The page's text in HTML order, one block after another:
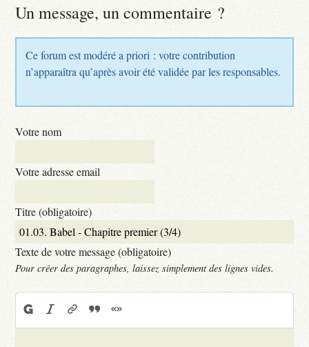
Un message, un commentaire ?
Ce forum est modéré a priori : votre contribution
n’apparaîtra qu’après avoir été validée par les responsables.
Votre nom
Votre adresse email
Titre (obligatoire)
Texte de votre message (obligatoire)
Pour créer des paragraphes, laissez simplement des lignes vides.